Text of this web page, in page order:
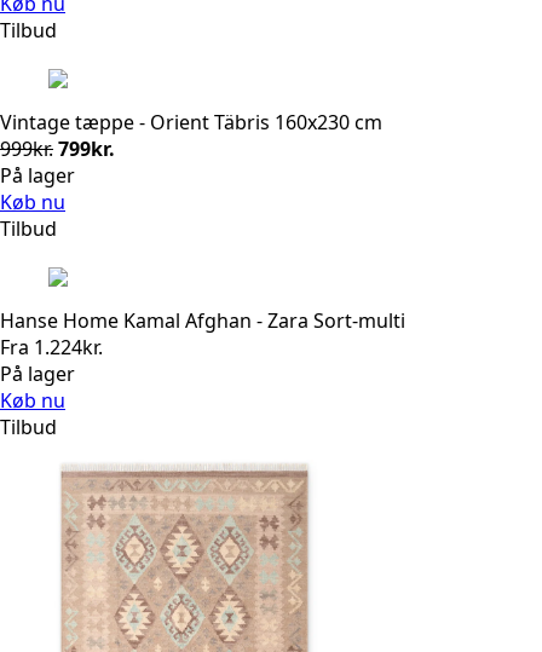
Tilbud
Vintage tæppe - Orient Täbris 160x230 cm
999kr.Den
oprindelige
pris
799kr.
På lager
Køb nu
Tilbud
Hanse Home Kamal Afghan - Zara Sort-multi
Fra 1.224kr.
På lager
Køb nu
Tilbud